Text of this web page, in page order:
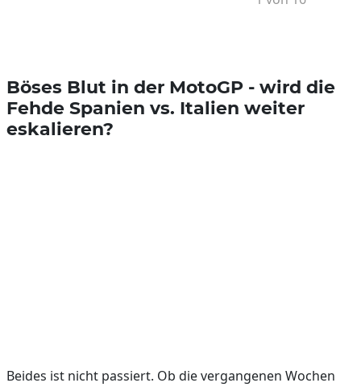
Böses Blut in der MotoGP - wird die
Fehde Spanien vs. Italien weiter
eskalieren?
Beides ist nicht passiert. Ob die vergangenen Wochen